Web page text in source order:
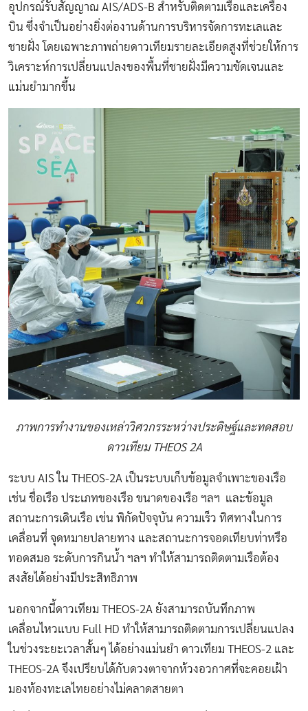
อุปกรณ์รับสัญญาณ AIS/ADS-B สำหรับติดตามเรือและเครื่อง
บิน ซึ่งจำเป็นอย่างยิ่งต่องานด้านการบริหารจัดการทะเลและ
ชายฝั่ง โดยเฉพาะภาพถ่ายดาวเทียมรายละเอียดสูงที่ช่วยให้การ
วิเคราะห์การเปลี่ยนแปลงของพื้นที่ชายฝั่งมีความชัดเจนและ
แม่นยำมากขึ้น
ภาพการทำงานของเหล่าวิศวกรระหว่างประดิษฐ์และทดสอบ
ดาวเทียม THEOS 2A
ระบบ AIS ใน THEOS-2A เป็นระบบเก็บข้อมูลจำเพาะของเรือ
เช่น ชื่อเรือ ประเภทของเรือ ขนาดของเรือ ฯลฯ และข้อมูล
สถานะการเดินเรือ เช่น พิกัดปัจจุบัน ความเร็ว ทิศทางในการ
เคลื่อนที่ จุดหมายปลายทาง และสถานะการจอดเทียบท่าหรือ
ทอดสมอ ระดับการกินน้ำ ฯลฯ ทำให้สามารถติดตามเรือต้อง
สงสัยได้อย่างมีประสิทธิภาพ
นอกจากนี้ดาวเทียม THEOS-2A ยังสามารถบันทึกภาพ
เคลื่อนไหวแบบ Full HD ทำให้สามารถติดตามการเปลี่ยนแปลง
ในช่วงระยะเวลาสั้นๆ ได้อย่างแม่นยำ ดาวเทียม THEOS-2 และ
THEOS-2A จึงเปรียบได้กับดวงตาจากห้วงอวกาศที่จะคอยเฝ้า
มองท้องทะเลไทยอย่างไม่คลาดสายตา